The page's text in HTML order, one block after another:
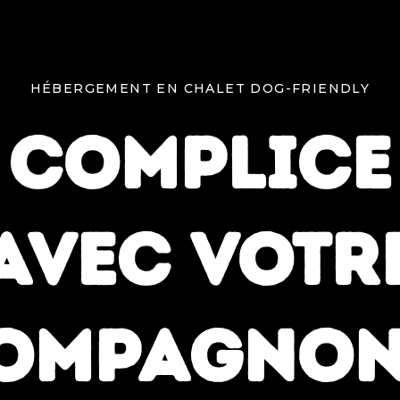
HÉBERGEMENT EN CHALET DOG-FRIENDLY
COMPLICE